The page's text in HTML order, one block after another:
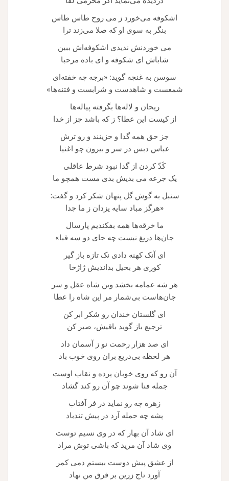
اشکوفه می‌خورد ز می روح طاس طاس
بنگر به سوی او که صلا می‌زند ترا
می خوردنش ندیدی اشکوفه‌اش ببین
شاباش ای شکوفه و ای باده مرحبا
سوسن به غنچه گوید: «برجه چه خفته‌ای
شمعست و شاهدست و شرابست و فتنه‌ها»
ریحان و لاله‌ها بگرفته پیاله‌ها
از کیست این عطا؟ ز که باشد جز از خدا
جز حق همه گدا و حزینند و رو ترش
عباس دبس در سر و بیرون چو اغنیا
کَدّ کردن از گدا نبود شرط عاقلی
یک جرعه می‌ بدیش بدی مست همچو ما
سنبل به گوش گل پنهان شکر کرد و گفت:
«هرگز مباد سایه یزدان ز ما جدا
ما خرقه‌ها همه بفکندیم پارسال
جان‌ها دریغ نیست چه جای دو سه قبا»
ای آنک کهنه دادی نک تازه باز گیر
کوری هر بخیل بداندیش ژاژخا
هر شه عمامه بخشد وین شاه عقل و سر
جان‌هاست بی‌شمار مر این شاه را عطا
ای گلستان خندان رو شکر ابر کن
ترجیع باز گوید باقیش، صبر کن
ای صد هزار رحمت نو ز آسمان داد
هر لحظه بی‌دریغ بران روی خوب باد
آن رو که روی خوبان پرده و نقاب اوست
جمله فنا شوند چو آن رو کند گشاد
زهره چه رو نماید در فر آفتاب
پشه چه حمله آرد در پیش تندباد
ای شاد آن بهار که در وی نسیم توست
وی شاد آن مرید که باشی توش مراد
از عشق پیش دوست ببستم دمی کمر
آورد تاج زرین بر فرق من نهاد